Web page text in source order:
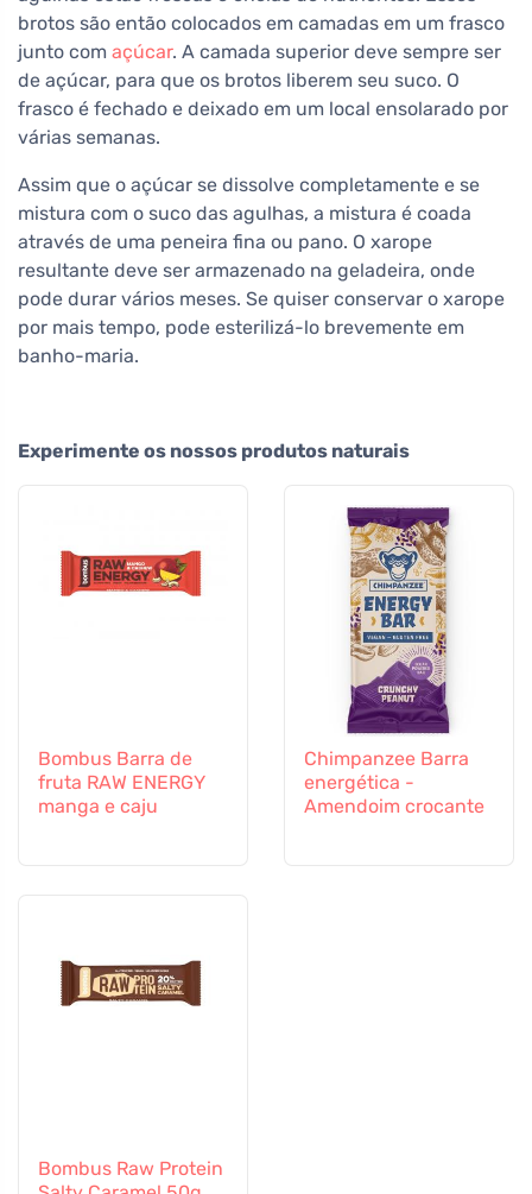
brotos são então colocados em camadas em um frasco
junto com açúcar. A camada superior deve sempre ser
de açúcar, para que os brotos liberem seu suco. O
frasco é fechado e deixado em um local ensolarado por
várias semanas.
Assim que o açúcar se dissolve completamente e se
mistura com o suco das agulhas, a mistura é coada
através de uma peneira fina ou pano. O xarope
resultante deve ser armazenado na geladeira, onde
pode durar vários meses. Se quiser conservar o xarope
por mais tempo, pode esterilizá-lo brevemente em
banho-maria.
Experimente os nossos produtos naturais
Bombus Barra de
fruta RAW ENERGY
manga e caju
Chimpanzee Barra
energética -
Amendoim crocante
Bombus Raw Protein